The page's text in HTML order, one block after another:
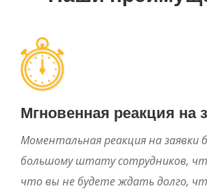
Мгновенная реакция на
Моментальная реакция на заявки
большому штату сотрудников,
что вы не будете ждать долго,